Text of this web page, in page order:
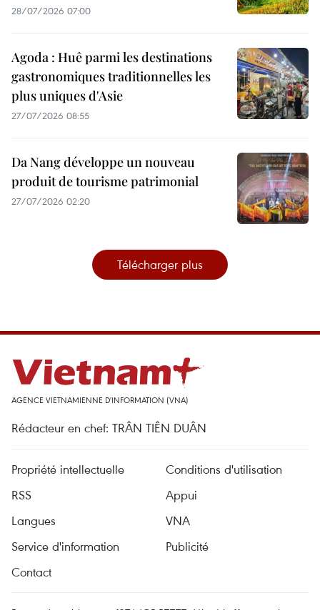
28/07/2026 07:00
Agoda : Huê parmi les destinations
gastronomiques traditionnelles les
plus uniques d'Asie
27/07/2026 08:55
Da Nang développe un nouveau
produit de tourisme patrimonial
27/07/2026 02:20
Télécharger plus
AGENCE VIETNAMIENNE D'INFORMATION (VNA)
Rédacteur en chef: TRÂN TIÊN DUÂN
Propriété intellectuelle
Conditions d'utilisation
RSS
Appui
Langues
VNA
Service d'information
Publicité
Contact